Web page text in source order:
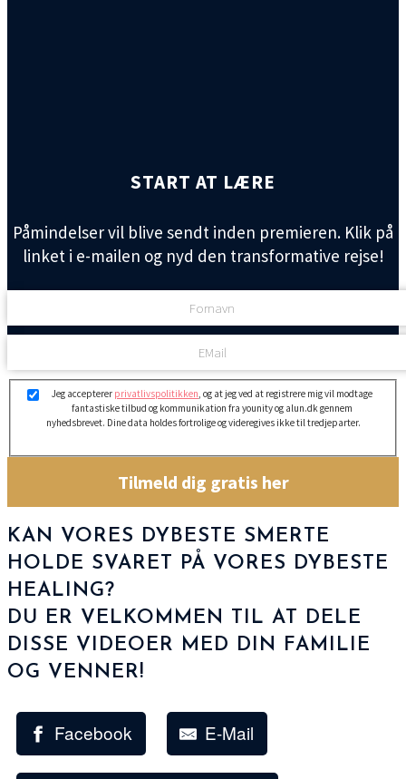
START AT LÆRE
Påmindelser vil blive sendt inden premieren. Klik på
linket i e-mailen og nyd den transformative rejse!
Jeg accepterer privatlivspolitikken, og at jeg ved at registrere mig vil modtage
fantastiske tilbud og kommunikation fra younity og alun.dk gennem
nyhedsbrevet. Dine data holdes fortrolige og videregives ikke til tredjeparter.
Tilmeld dig gratis her
KAN VORES DYBESTE SMERTE
HOLDE SVARET PÅ VORES DYBESTE
HEALING?
DU ER VELKOMMEN TIL AT DELE
DISSE VIDEOER MED DIN FAMILIE
OG VENNER!
Facebook E-Mail